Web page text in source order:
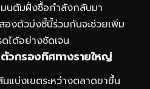
มนตัมฝั่งซื้อกำลังกลับมา
องตัวบ่งชี้นี้ร่วมกันจะช่วยเพิ่ม
ได้อย่างชัดเจน
วกรองทิศทางรายใหญ่
แบ่งเขตระหว่างตลาดขาขึ้น